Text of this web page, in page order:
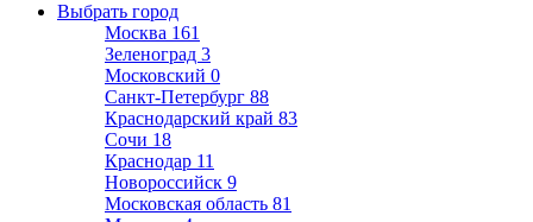
Выбрать город
Москва 161
Зеленоград 3
Московский 0
Санкт-Петербург 88
Краснодарский край 83
Сочи 18
Краснодар 11
Новороссийск 9
Московская область 81